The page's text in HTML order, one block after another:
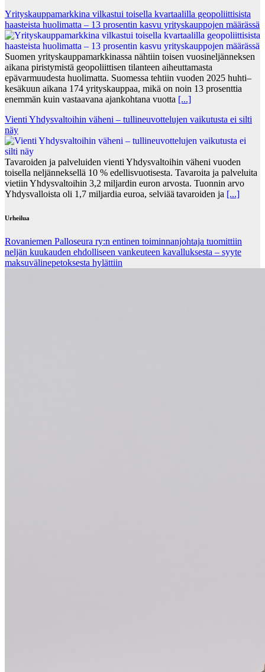
Yrityskauppamarkkina vilkastui toisella kvartaalilla geopoliittisista
haasteista huolimatta – 13 prosentin kasvu yrityskauppojen määrässä
Suomen yrityskauppamarkkinassa nähtiin toisen vuosineljänneksen
aikana piristymistä geopoliittisen tilanteen aiheuttamasta
epävarmuudesta huolimatta. Suomessa tehtiin vuoden 2025 huhti–
kesäkuun aikana 174 yrityskauppaa, mikä on noin 13 prosenttia
enemmän kuin vastaavana ajankohtana vuotta [...]
Vienti Yhdysvaltoihin väheni – tullineuvottelujen vaikutusta ei silti
näy
Tavaroiden ja palveluiden vienti Yhdysvaltoihin väheni vuoden
toisella neljänneksellä 10 % edellisvuotisesta. Tavaroita ja palveluita
vietiin Yhdysvaltoihin 3,2 miljardin euron arvosta. Tuonnin arvo
Yhdysvalloista oli 1,7 miljardia euroa, selviää tavaroiden ja [...]
Urheilua
Rovaniemen Palloseura ry:n entinen toiminnanjohtaja tuo­mit­tiin
neljän kuu­kau­den eh­dol­li­seen van­keu­teen ka­val­luk­ses­ta – syyte
mak­su­vä­li­ne­pe­tok­ses­ta hy­lät­tiin